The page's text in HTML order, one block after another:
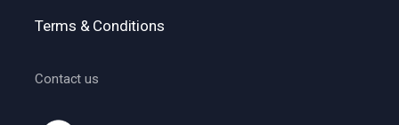
Terms & Conditions
Contact us